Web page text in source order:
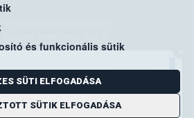
és funkcionális sütik
SÜTI ELFOGADÁSA
SÜTIK ELFOGADÁSA
biztonsági Hivatal
cím: 1525 Budapest. Pf. 30.
ugyfelszolgalat@nebih.gov.hu
szám: 06-80/263-244
06-1/ 336-9000